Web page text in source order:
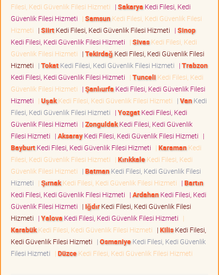
Filesi, Kedi Güvenlik Filesi Hizmeti | Sakarya Kedi Filesi, Kedi
Güvenlik Filesi Hizmeti | SamsunKedi Filesi, Kedi Güvenlik Filesi
Hizmeti | SiirtKedi Filesi, Kedi Güvenlik Filesi Hizmeti | Sinop
Kedi Filesi, Kedi Güvenlik Filesi Hizmeti | SivasKedi Filesi, Kedi
Güvenlik Filesi Hizmeti | Tekirdağ Kedi Filesi, Kedi Güvenlik Filesi
Hizmeti | TokatKedi Filesi, Kedi Güvenlik Filesi Hizmeti | Trabzon
Kedi Filesi, Kedi Güvenlik Filesi Hizmeti | Tunceli Kedi Filesi, Kedi
Güvenlik Filesi Hizmeti | Şanlıurfa Kedi Filesi, Kedi Güvenlik Filesi
Hizmeti | UşakKedi Filesi, Kedi Güvenlik Filesi Hizmeti | VanKedi
Filesi, Kedi Güvenlik Filesi Hizmeti | YozgatKedi Filesi, Kedi
Güvenlik Filesi Hizmeti | ZonguldakKedi Filesi, Kedi Güvenlik
Filesi Hizmeti | AksarayKedi Filesi, Kedi Güvenlik Filesi Hizmeti |
BayburtKedi Filesi, Kedi Güvenlik Filesi Hizmeti | KaramanKedi
Filesi, Kedi Güvenlik Filesi Hizmeti | KırıkkaleKedi Filesi, Kedi
Güvenlik Filesi Hizmeti | BatmanKedi Filesi, Kedi Güvenlik Filesi
Hizmeti | ŞırnakKedi Filesi, Kedi Güvenlik Filesi Hizmeti | Bartın
Kedi Filesi, Kedi Güvenlik Filesi Hizmeti | ArdahanKedi Filesi, Kedi
Güvenlik Filesi Hizmeti | IğdırKedi Filesi, Kedi Güvenlik Filesi
Hizmeti | Yalova Kedi Filesi, Kedi Güvenlik Filesi Hizmeti |
KarabükKedi Filesi, Kedi Güvenlik Filesi Hizmeti | KilisKedi Filesi,
Kedi Güvenlik Filesi Hizmeti | OsmaniyeKedi Filesi, Kedi Güvenlik
Filesi Hizmeti | DüzceKedi Filesi, Kedi Güvenlik Filesi Hizmeti